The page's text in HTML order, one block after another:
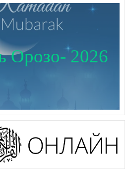
Орозо- 2026